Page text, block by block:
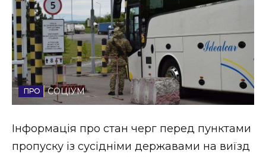
Соціум
Спорт
Стиль життя
Втрачений Ужгород
Втрачений Ужгород (відеоверсія)
СОЦІУМ
Інформація про стан черг перед пунктами
пропуску із сусідніми державами на виїзд